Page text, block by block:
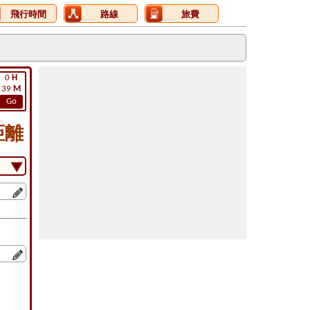
飛行時間 路線 旅費
0 H
39 M
Go
離